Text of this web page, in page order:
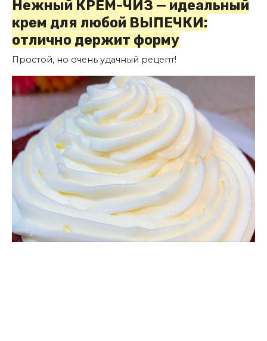
Нежный КРЕМ-ЧИЗ — идеальный
крем для любой ВЫПЕЧКИ:
отлично держит форму
Простой, но очень удачный рецепт!